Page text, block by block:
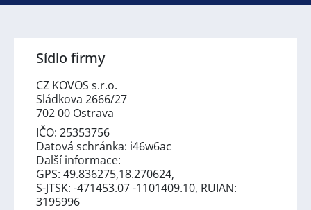
Sídlo firmy
CZ KOVOS s.r.o.
Sládkova 2666/27
702 00 Ostrava
IČO: 25353756
Datová schránka: i46w6ac
Další informace:
GPS: 49.836275,18.270624,
S-JTSK: -471453.07 -1101409.10, RUIAN:
3195996